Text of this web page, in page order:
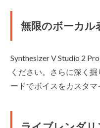
無限のボーカル
Synthesizer V Studio 2
ください。さらに深く
ードでボイスをカスタマ